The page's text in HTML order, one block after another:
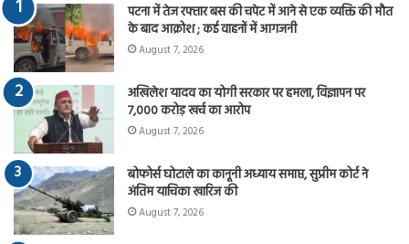
पटना में तेज रफ्तार बस की चपेट में आने से एक व्यक्ति की मौत
के बाद आक्रोश ; कई वाहनों में आगजनी
August 7, 2026
अखिलेश यादव का योगी सरकार पर हमला, विज्ञापन पर
7,000 करोड़ खर्च का आरोप
August 7, 2026
बोफोर्स घोटाले का कानूनी अध्याय समाप्त, सुप्रीम कोर्ट ने
अंतिम याचिका खारिज की
August 7, 2026